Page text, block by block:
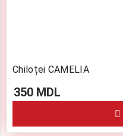
Chiloței CAMELIA
350 MDL